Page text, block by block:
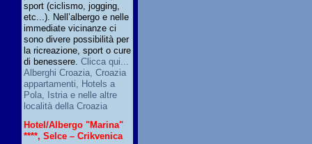
sport (ciclismo, jogging,
etc...). Nell’albergo e nelle
immediate vicinanze ci
sono divere possibilità per
la ricreazione, sport o cure
di benessere. Clicca qui...
Alberghi Croazia, Croazia
appartamenti, Hotels a
Pola, Istria e nelle altre
località della Croazia
Hotel/Albergo "Marina"
****, Selce – Crikvenica